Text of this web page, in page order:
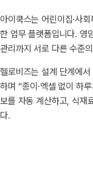
아이쿡스는 어린이집·사
한 업무 플랫폼입니다. 영
관리까지 서로 다른 수준
헬로비즈는 설계 단계에서
하며 “종이·엑셀 없이 하
보를 자동 계산하고, 식재
다.